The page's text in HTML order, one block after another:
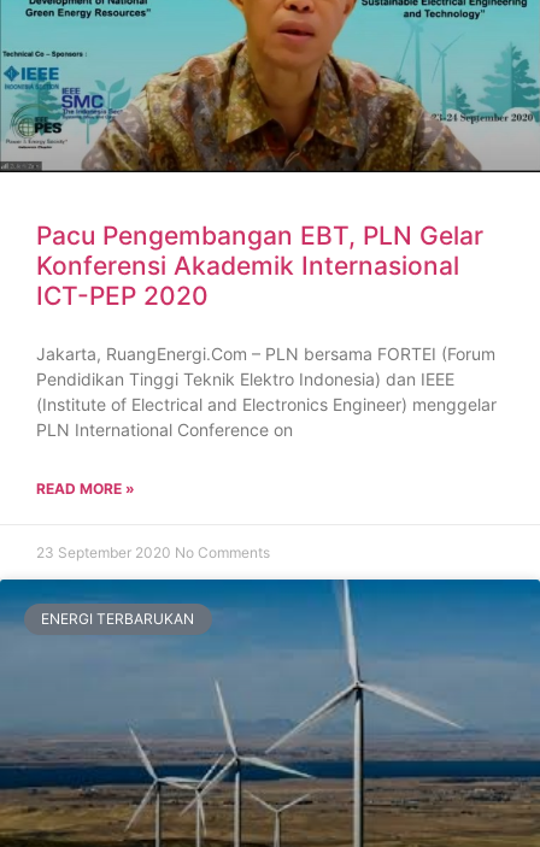
Pacu Pengembangan EBT, PLN Gelar
Konferensi Akademik Internasional
ICT-PEP 2020
Jakarta, RuangEnergi.Com – PLN bersama FORTEI (Forum
Pendidikan Tinggi Teknik Elektro Indonesia) dan IEEE
(Institute of Electrical and Electronics Engineer) menggelar
PLN International Conference on
READ MORE »
23 September 2020 No Comments
ENERGI TERBARUKAN